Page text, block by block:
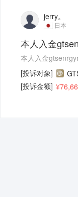
jerry。
日本
本人入金
本人入金
[投诉对象]
[投诉金额]